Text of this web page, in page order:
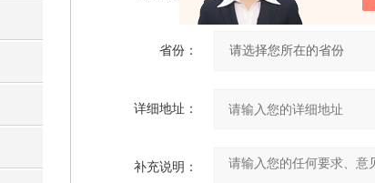
省份：
详细地址：
补充说明：